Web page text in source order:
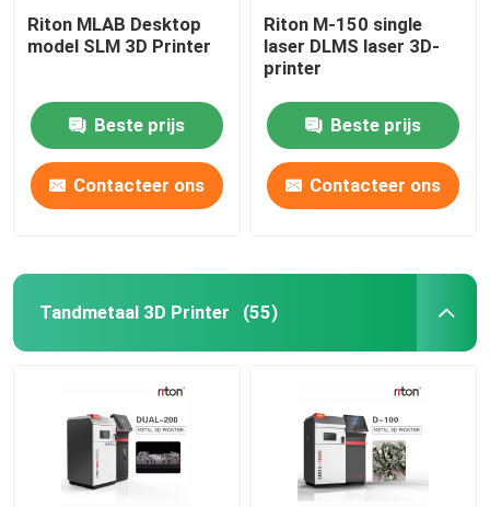
Draadbuigmachine DMIS-V1
Draadbuigmachine DMIS-V1
Draadbuigmachine DMIS-V1
Riton MLAB Desktop
model SLM 3D Printer
Beste prijs
Contacteer ons
Riton M-150 single
laser DLMS laser 3D-
printer
Beste prijs
Contacteer ons
Tandmetaal 3D Printer (55)